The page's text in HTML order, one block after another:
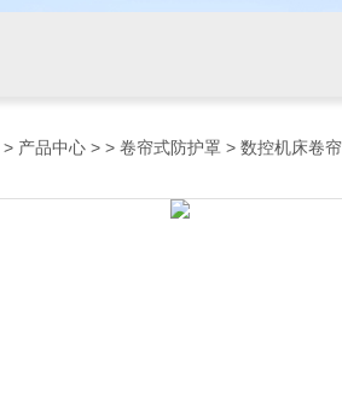
> 产品中心 > > 卷帘式防护罩 > 数控机床卷